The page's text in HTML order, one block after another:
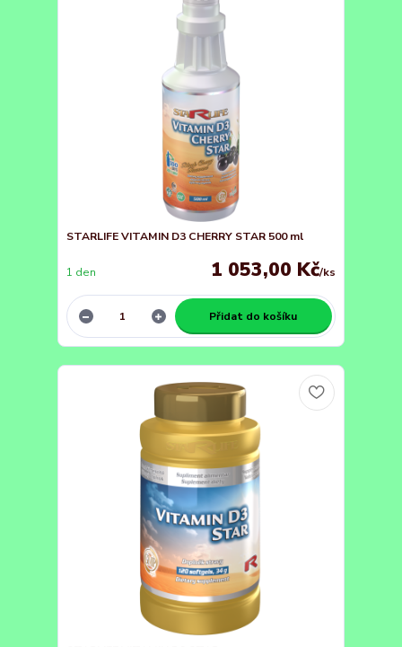
STARLIFE VITAMIN D3 CHERRY STAR 500 ml
1 053,00 Kč/ks
1 den
Přidat do košíku